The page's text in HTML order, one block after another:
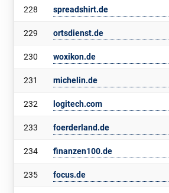
228 spreadshirt.de
229 ortsdienst.de
230 woxikon.de
231 michelin.de
232 logitech.com
233 foerderland.de
234 finanzen100.de
235 focus.de